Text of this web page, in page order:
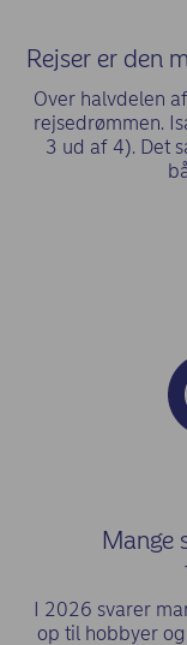
Rejser er den
Over halvdelen
rejsedrømmen.
3 ud af 4). Det
Mange
I 2026 svarer
op til hobbyer